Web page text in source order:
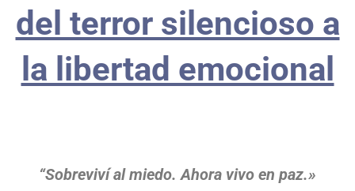
del terror silencioso a
la libertad emocional
“Sobreviví al miedo. Ahora vivo en paz.»